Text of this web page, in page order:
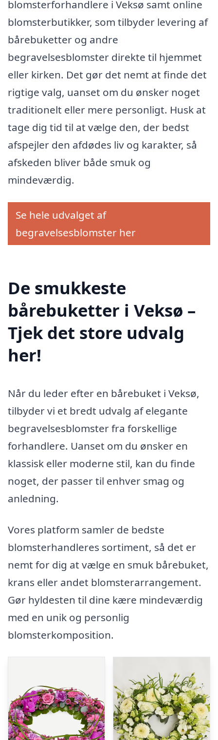
blomsterforhandlere i Veksø samt online
blomsterbutikker, som tilbyder levering af
bårebuketter og andre
begravelsesblomster direkte til hjemmet
eller kirken. Det gør det nemt at finde det
rigtige valg, uanset om du ønsker noget
traditionelt eller mere personligt. Husk at
tage dig tid til at vælge den, der bedst
afspejler den afdødes liv og karakter, så
afskeden bliver både smuk og
mindeværdig.
Se hele udvalget af
begravelsesblomster her
De smukkeste
bårebuketter i Veksø –
Tjek det store udvalg
her!
Når du leder efter en bårebuket i Veksø,
tilbyder vi et bredt udvalg af elegante
begravelsesblomster fra forskellige
forhandlere. Uanset om du ønsker en
klassisk eller moderne stil, kan du finde
noget, der passer til enhver smag og
anledning.
Vores platform samler de bedste
blomsterhandleres sortiment, så det er
nemt for dig at vælge en smuk bårebuket,
krans eller andet blomsterarrangement.
Gør hyldesten til dine kære mindeværdig
med en unik og personlig
blomsterkomposition.